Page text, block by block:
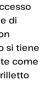
di
si tiene
come